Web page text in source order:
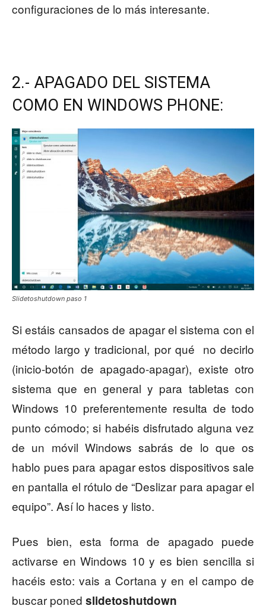
configuraciones de lo más interesante.
2.- APAGADO DEL SISTEMA
COMO EN WINDOWS PHONE:
Slidetoshutdown paso 1
Si estáis cansados de apagar el sistema con el
método largo y tradicional, por qué no decirlo
(inicio-botón de apagado-apagar), existe otro
sistema que en general y para tabletas con
Windows 10 preferentemente resulta de todo
punto cómodo; si habéis disfrutado alguna vez
de un móvil Windows sabrás de lo que os
hablo pues para apagar estos dispositivos sale
en pantalla el rótulo de “Deslizar para apagar el
equipo”. Así lo haces y listo.
Pues bien, esta forma de apagado puede
activarse en Windows 10 y es bien sencilla si
hacéis esto: vais a Cortana y en el campo de
buscar poned slidetoshutdown